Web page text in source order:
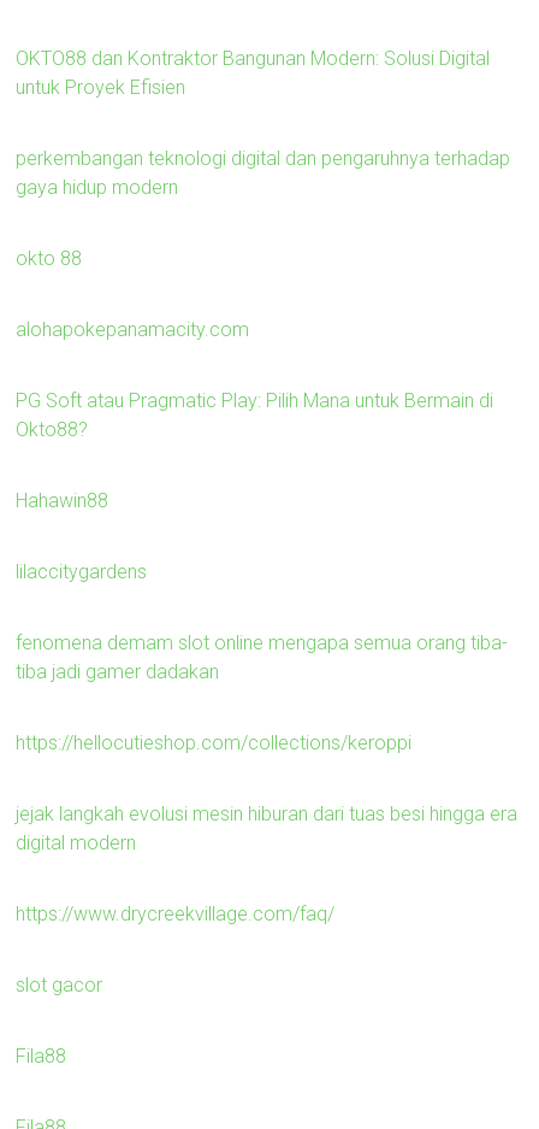
OKTO88 dan Kontraktor Bangunan Modern: Solusi Digital
untuk Proyek Efisien
perkembangan teknologi digital dan pengaruhnya terhadap
gaya hidup modern
okto 88
alohapokepanamacity.com
PG Soft atau Pragmatic Play: Pilih Mana untuk Bermain di
Okto88?
Hahawin88
lilaccitygardens
fenomena demam slot online mengapa semua orang tiba-
tiba jadi gamer dadakan
https://hellocutieshop.com/collections/keroppi
jejak langkah evolusi mesin hiburan dari tuas besi hingga era
digital modern
https://www.drycreekvillage.com/faq/
slot gacor
Fila88